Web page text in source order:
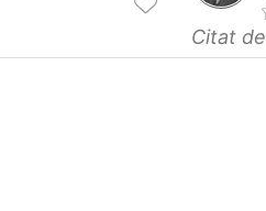
Citat de